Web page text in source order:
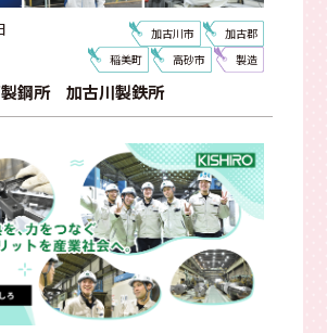
明るい社風 地元本社
社員の仲がいい 研修あり
スキルが身につく 地元貢献
創業100年以上
Instagramあり 車通勤OK
創業50年以上 雰囲気がいい
シェア率高い！
検索する
加古川市
加古郡
稲美町
高砂市 製造
製鋼所 加古川製鉄所